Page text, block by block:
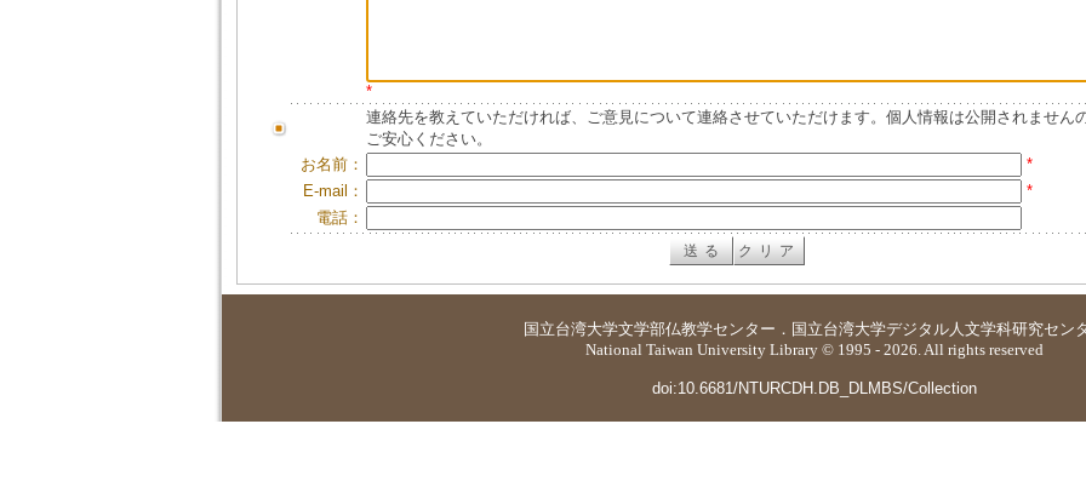
*
連絡先を教えていただければ、ご意見について連絡させていただけます。個人情報は公開されません
ご安心ください。
お名前：
*
E-mail：
*
電話：
国立台湾大学文学部仏教学センター ． 国立台湾大学デジタル人文学科研究セン
National Taiwan University Library © 1995 - 2026. All rights reserved
doi:10.6681/NTURCDH.DB_DLMBS/Collection